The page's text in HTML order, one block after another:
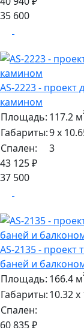
35 600
AS-2223 - проект
камином
Площадь: 117.2 м
Габариты:9 х
Спален:
3
43 125 ₽
37 500
AS-2135 - проект
баней и
Площадь: 166.4 м
Габариты:10.32 х
Спален:
60 835 ₽